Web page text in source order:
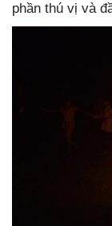
phần thú vị và